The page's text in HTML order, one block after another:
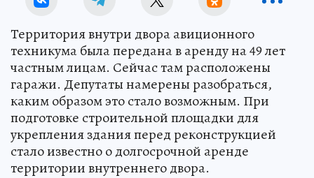
Территория внутри двора авиционного
техникума была передана в аренду на 49 лет
частным лицам. Сейчас там расположены
гаражи. Депутаты намерены разобраться,
каким образом это стало возможным. При
подготовке строительной площадки для
укрепления здания перед реконструкцией
стало известно о долгосрочной аренде
территории внутреннего двора.